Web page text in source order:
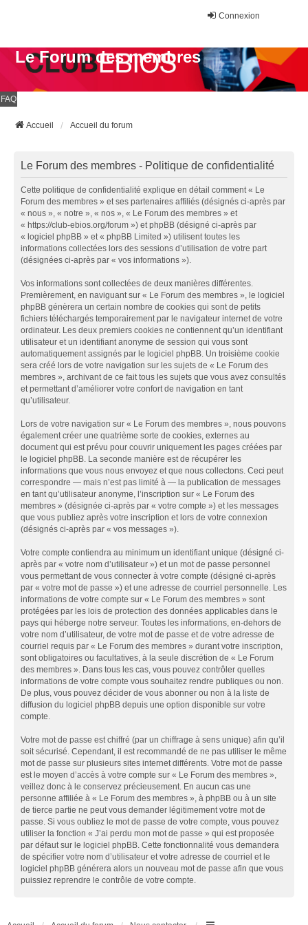
Connexion
Le Forum des membres
FAQ
Accueil Accueil du forum
Le Forum des membres - Politique de confidentialité
Cette politique de confidentialité explique en détail comment « Le
Forum des membres » et ses partenaires affiliés (désignés ci-après par
« nous », « notre », « nos », « Le Forum des membres » et
« https://club-ebios.org/forum ») et phpBB (désigné ci-après par
« logiciel phpBB » et « phpBB Limited ») utilisent toutes les
informations collectées lors des sessions d’utilisation de votre part
(désignées ci-après par « vos informations »).
Vos informations sont collectées de deux manières différentes.
Premièrement, en naviguant sur « Le Forum des membres », le logiciel
phpBB génèrera un certain nombre de cookies qui sont de petits
fichiers téléchargés temporairement par le navigateur internet de votre
ordinateur. Les deux premiers cookies ne contiennent qu’un identifiant
utilisateur et un identifiant anonyme de session qui vous sont
automatiquement assignés par le logiciel phpBB. Un troisième cookie
sera créé lors de votre navigation sur les sujets de « Le Forum des
membres », archivant de ce fait tous les sujets que vous avez consultés
et permettant d’améliorer votre confort de navigation en tant
qu’utilisateur.
Lors de votre navigation sur « Le Forum des membres », nous pouvons
également créer une quatrième sorte de cookies, externes au
document qui est prévu pour couvrir uniquement les pages créées par
le logiciel phpBB. La seconde manière est de récupérer les
informations que vous nous envoyez et que nous collectons. Ceci peut
correspondre — mais n’est pas limité à — la publication de messages
en tant qu’utilisateur anonyme, l’inscription sur « Le Forum des
membres » (désignée ci-après par « votre compte ») et les messages
que vous publiez après votre inscription et lors de votre connexion
(désignés ci-après par « vos messages »).
Votre compte contiendra au minimum un identifiant unique (désigné ci-
après par « votre nom d’utilisateur ») et un mot de passe personnel
vous permettant de vous connecter à votre compte (désigné ci-après
par « votre mot de passe ») et une adresse de courriel personnelle. Les
informations de votre compte sur « Le Forum des membres » sont
protégées par les lois de protection des données applicables dans le
pays qui héberge notre serveur. Toutes les informations, en-dehors de
votre nom d’utilisateur, de votre mot de passe et de votre adresse de
courriel requis par « Le Forum des membres » durant votre inscription,
sont obligatoires ou facultatives, à la seule discrétion de « Le Forum
des membres ». Dans tous les cas, vous pouvez contrôler quelles
informations de votre compte vous souhaitez rendre publiques ou non.
De plus, vous pouvez décider de vous abonner ou non à la liste de
diffusion du logiciel phpBB depuis une option disponible sur votre
compte.
Votre mot de passe est chiffré (par un chiffrage à sens unique) afin qu’il
soit sécurisé. Cependant, il est recommandé de ne pas utiliser le même
mot de passe sur plusieurs sites internet différents. Votre mot de passe
est le moyen d’accès à votre compte sur « Le Forum des membres »,
veillez donc à le conservez précieusement. En aucun cas une
personne affiliée à « Le Forum des membres », à phpBB ou à un site
de tierce partie ne peut vous demander légitimement votre mot de
passe. Si vous oubliez le mot de passe de votre compte, vous pouvez
utiliser la fonction « J’ai perdu mon mot de passe » qui est proposée
par défaut sur le logiciel phpBB. Cette fonctionnalité vous demandera
de spécifier votre nom d’utilisateur et votre adresse de courriel et le
logiciel phpBB générera alors un nouveau mot de passe afin que vous
puissiez reprendre le contrôle de votre compte.